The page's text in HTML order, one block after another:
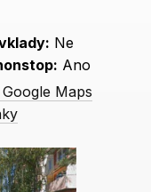
Ne
Ano
Maps